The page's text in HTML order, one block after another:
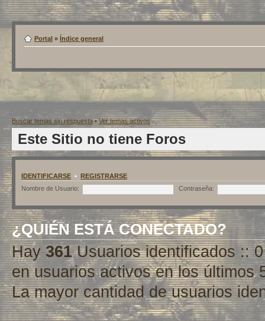
Portal » Índice general
Buscar temas sin respuesta•Ver temas activos
Este Sitio no tiene Foros
IDENTIFICARSE • REGISTRARSE
Nombre de Usuario:
Contraseña:
¿QUIÉN ESTÁ CONECTADO?
Hay361Usuarios identificados ::
en usuarios activos en los últimos
La mayor cantidad de usuarios